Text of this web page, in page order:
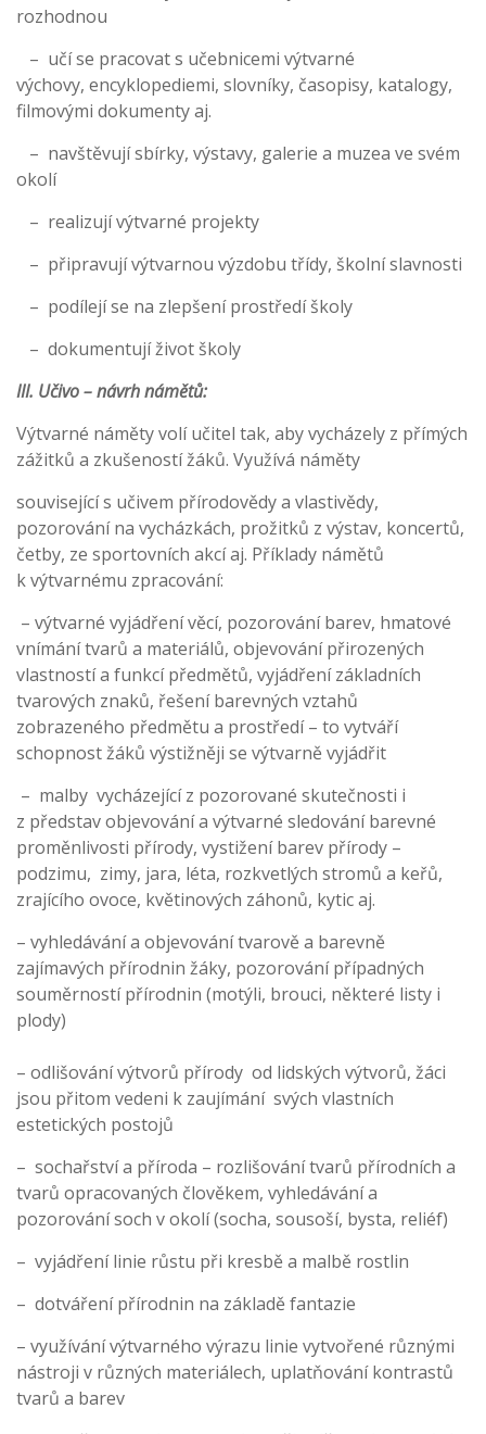
rozhodnou
– učí se pracovat s učebnicemi výtvarné
výchovy, encyklopediemi, slovníky, časopisy, katalogy,
filmovými dokumenty aj.
– navštěvují sbírky, výstavy, galerie a muzea ve svém
okolí
– realizují výtvarné projekty
– připravují výtvarnou výzdobu třídy, školní slavnosti
– podílejí se na zlepšení prostředí školy
– dokumentují život školy
III. Učivo – návrh námětů:
Výtvarné náměty volí učitel tak, aby vycházely z přímých
zážitků a zkušeností žáků. Využívá náměty
související s učivem přírodovědy a vlastivědy,
pozorování na vycházkách, prožitků z výstav, koncertů,
četby, ze sportovních akcí aj. Příklady námětů
k výtvarnému zpracování:
– výtvarné vyjádření věcí, pozorování barev, hmatové
vnímání tvarů a materiálů, objevování přirozených
vlastností a funkcí předmětů, vyjádření základních
tvarových znaků, řešení barevných vztahů
zobrazeného předmětu a prostředí – to vytváří
schopnost žáků výstižněji se výtvarně vyjádřit
– malby vycházející z pozorované skutečnosti i
z představ objevování a výtvarné sledování barevné
proměnlivosti přírody, vystižení barev přírody –
podzimu, zimy, jara, léta, rozkvetlých stromů a keřů,
zrajícího ovoce, květinových záhonů, kytic aj.
– vyhledávání a objevování tvarově a barevně
zajímavých přírodnin žáky, pozorování případných
souměrností přírodnin (motýli, brouci, některé listy i
plody)
– odlišování výtvorů přírody od lidských výtvorů, žáci
jsou přitom vedeni k zaujímání svých vlastních
estetických postojů
– sochařství a příroda – rozlišování tvarů přírodních a
tvarů opracovaných člověkem, vyhledávání a
pozorování soch v okolí (socha, sousoší, bysta, reliéf)
– vyjádření linie růstu při kresbě a malbě rostlin
– dotváření přírodnin na základě fantazie
– využívání výtvarného výrazu linie vytvořené různými
nástroji v různých materiálech, uplatňování kontrastů
tvarů a barev